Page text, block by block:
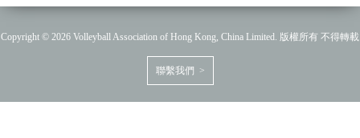
Copyright © 2026 Volleyball Association of Hong Kong, China Limited. 版權所有 不得轉載
聯繫我們 >